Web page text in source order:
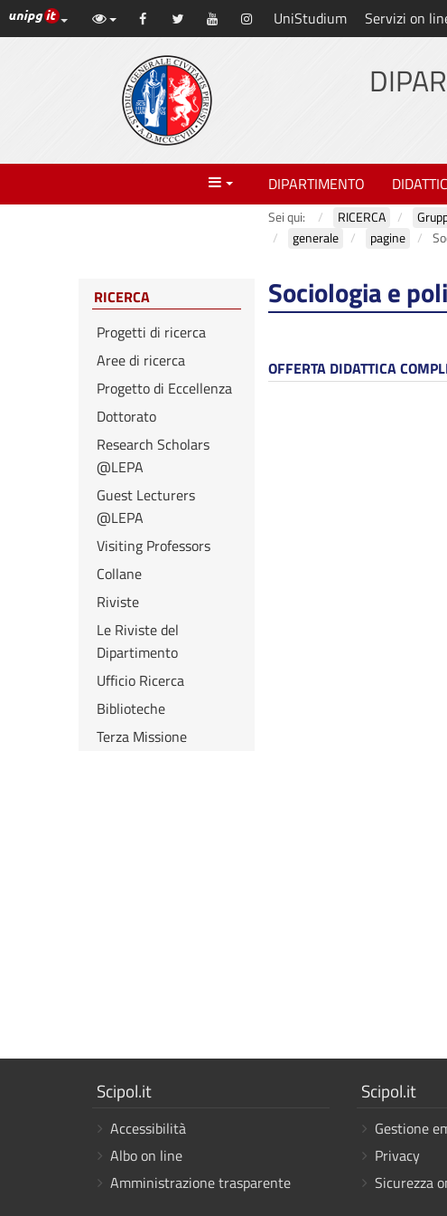
Vai
al
Link ai principali servizi web di Ateneo
Facebook Twitter YouTube Instagram
UniStudium Servizi on
Menu DIPARTIMENTO
Sei qui: RICERCA
generale
pagine
Sociologia e
OFFERTA DIDATTICA
RICERCA
Progetti di ricerca
Aree di ricerca
Progetto di Eccellenza
Dottorato
Research Scholars
@LEPA
Guest Lecturers
@LEPA
Visiting Professors
Collane
Riviste
Le Riviste del
Dipartimento
Ufficio Ricerca
Biblioteche
Terza Missione
Mostra
Scipol.it
Accessibilità
Albo on line
Amministrazione trasparente
Mostra
Scipol.it
Gestione
Privacy
Sicurezza